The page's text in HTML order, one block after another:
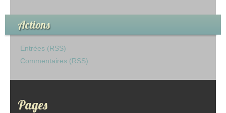
Actions
Entrées (RSS)
Commentaires (RSS)
Pages